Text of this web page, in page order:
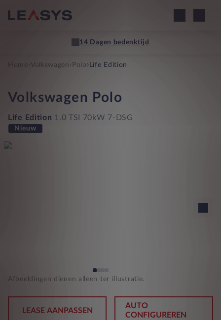
14 Dagen bedenktijd
Home › Volkswagen › Polo › Life Edition
Volkswagen Polo
Life Edition 1.0 TSI 70kW 7-DSG
Nieuw
Afbeeldingen dienen alleen ter illustratie.
LEASE AANPASSEN
AUTO
CONFIGUREREN